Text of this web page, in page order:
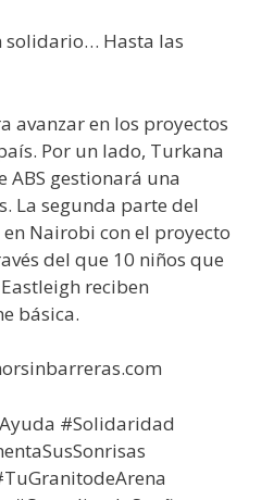
solidario… Hasta las
avanzar en los proyectos
Por un lado, Turkana
ABS gestionará una
La segunda parte del
Nairobi con el proyecto
del que 10 niños que
reciben
básica.
#Solidaridad​​